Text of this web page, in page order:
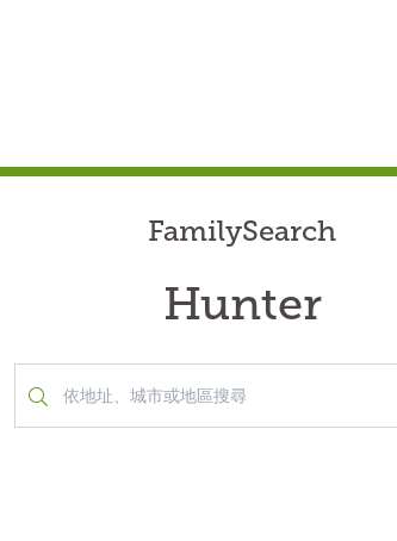
FamilySearch
Hunter